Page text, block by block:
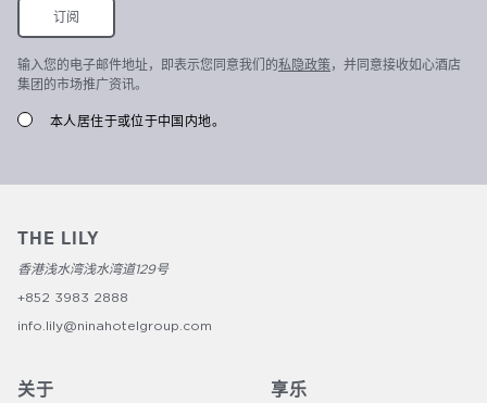
输入您的电子邮件地址，即表示您同意我们的私隐政策，并同意接收如心酒店
集团的市场推广资讯。
本人居住于或位于中国内地。
THE LILY
香港浅水湾浅水湾道129号
+852 3983 2888
info.lily@ninahotelgroup.com
关于 享乐